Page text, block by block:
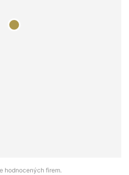
hodnocených firem.